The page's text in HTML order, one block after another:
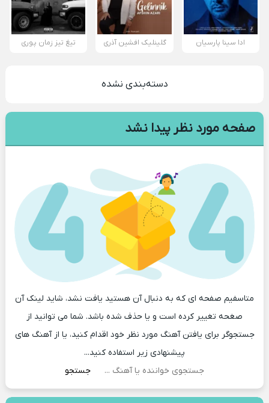
ادا سینا پارسیان گلینلیک افشین آذری تیغ تیز زمان پوری
دسته‌بندی نشده
صفحه مورد نظر پیدا نشد
متاسفیم صفحه ای که به دنبال آن هستید یافت نشد، شاید لینک آن
صغحه تغییر کرده است و یا حذف شده باشد. شما می توانید از
جستجوگر برای یافتن آهنگ مورد نظر خود اقدام کنید، یا از آهنگ های
پیشنهادی زیر استفاده کنید...
جستجو